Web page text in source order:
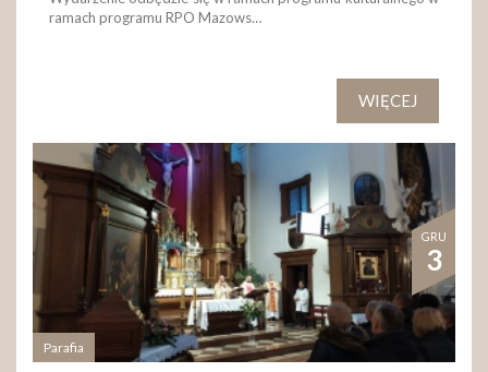
ramach programu RPO Mazows…
WIĘCEJ
GRU
3
Parafia